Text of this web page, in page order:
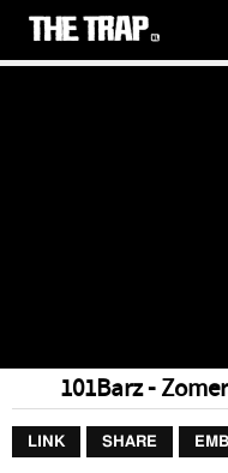
101Barz -
LINK SHARE